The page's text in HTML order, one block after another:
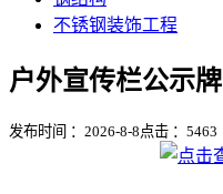
不锈钢装饰工程
户外宣传栏公示牌
发布时间 ：2026-8-8 点击 ： 5463